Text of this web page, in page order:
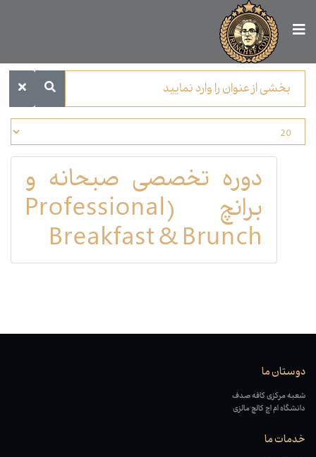
دوره تخصصی صبحانه و
برانچ (Professional
Breakfast & Brunch
دوستان ما
شعبه مرکزی کافه صدف
دانشگاه ام اچ کالچ مالزی
خدمات ما